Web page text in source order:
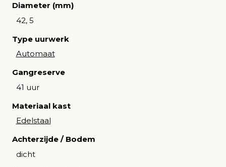
Diameter (mm)
42, 5
Type uurwerk
Automaat
Gangreserve
41 uur
Materiaal kast
Edelstaal
Achterzijde / Bodem
dicht